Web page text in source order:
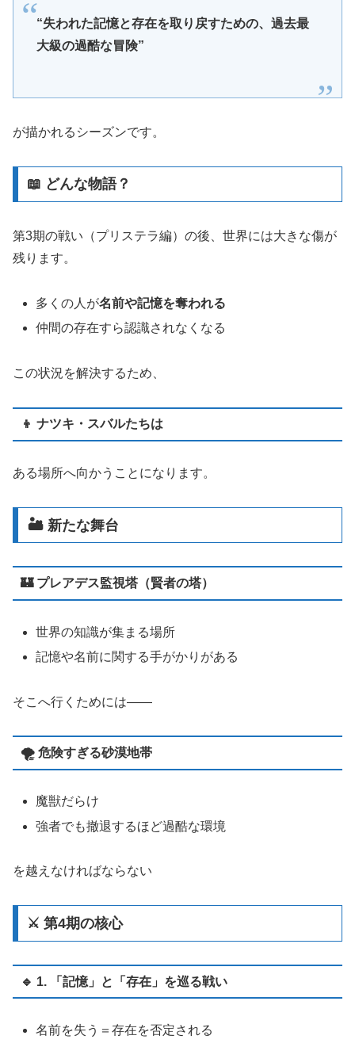
“失われた記憶と存在を取り戻すための、過去最
大級の過酷な冒険”
が描かれるシーズンです。
📖 どんな物語？
第3期の戦い（プリステラ編）の後、世界には大きな傷が
残ります。
多くの人が名前や記憶を奪われる
仲間の存在すら認識されなくなる
この状況を解決するため、
👦 ナツキ・スバルたちは
ある場所へ向かうことになります。
🏜️ 新たな舞台
🏰 プレアデス監視塔（賢者の塔）
世界の知識が集まる場所
記憶や名前に関する手がかりがある
そこへ行くためには――
🌪️ 危険すぎる砂漠地帯
魔獣だらけ
強者でも撤退するほど過酷な環境
を越えなければならない
⚔️ 第4期の核心
🔹 1. 「記憶」と「存在」を巡る戦い
名前を失う＝存在を否定される